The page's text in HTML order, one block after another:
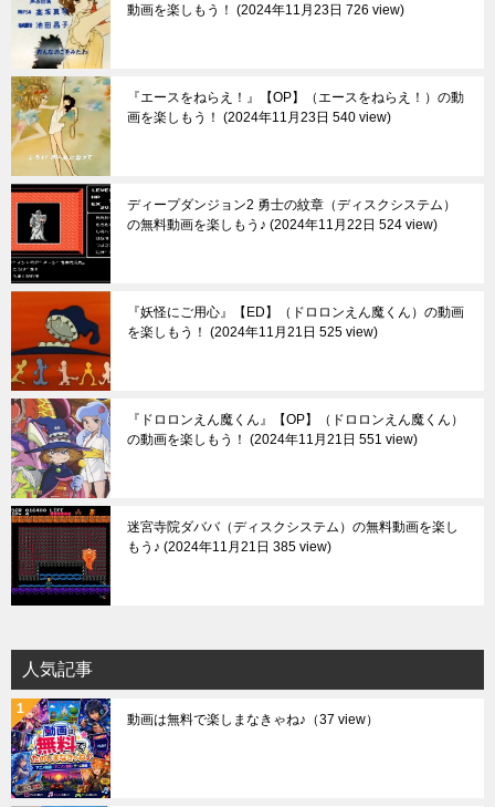
動画を楽しもう！
2024年11月23日 726 view
『エースをねらえ！』【OP】（エースをねらえ！）の動
画を楽しもう！
2024年11月23日 540 view
ディープダンジョン2 勇士の紋章（ディスクシステム）
の無料動画を楽しもう♪ 2024年11月22日 524 view
『妖怪にご用心』【ED】（ドロロンえん魔くん）の動画
を楽しもう！
2024年11月21日 525 view
『ドロロンえん魔くん』【OP】（ドロロンえん魔くん）
の動画を楽しもう！
2024年11月21日 551 view
迷宮寺院ダババ（ディスクシステム）の無料動画を楽し
もう♪ 2024年11月21日 385 view
人気記事
動画は無料で楽しまなきゃね♪ （37 view）